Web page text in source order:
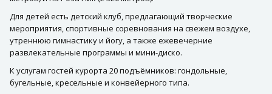
Для детей есть детский клуб, предлагающий творческие
мероприятия, спортивные соревнования на свежем воздухе,
утреннюю гимнастику и йогу, а также ежевечерние
развлекательные программы и мини-диско.
К услугам гостей курорта 20 подъёмников: гондольные,
бугельные, кресельные и конвейерного типа.